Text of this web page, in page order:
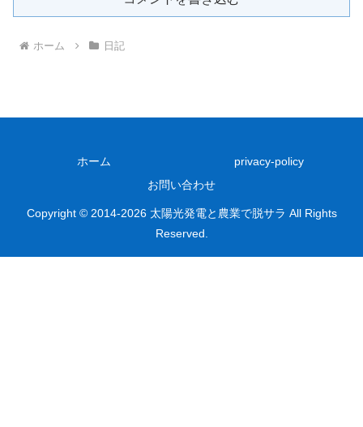
ホーム 日記
ホーム
privacy-policy
お問い合わせ
Copyright © 2014-2026 太陽光発電と農業で脱サラ All Rights
Reserved.